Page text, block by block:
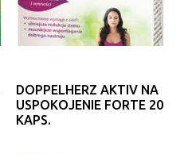
DOPPELHERZ AKTIV NA
USPOKOJENIE FORTE 20
KAPS.